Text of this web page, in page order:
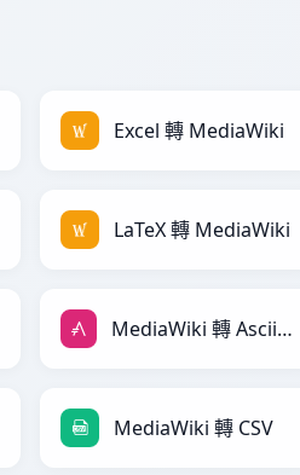
Excel 轉 MediaWiki
LaTeX 轉 MediaWiki
MediaWiki 轉 AsciiDoc
MediaWiki 轉 CSV